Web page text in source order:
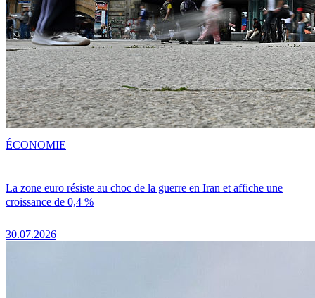
La zone euro résiste au choc de la guerre en Iran et affiche une
croissance de 0,4 %
30.07.2026
ÉCONOMIE